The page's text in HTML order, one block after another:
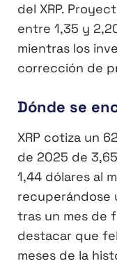
del XRP.
entre 1,35 y
mientras los
corrección de
Dónde se
XRP cotiza un
de 2025 de
1,44 dólares al
recuperándose
tras un mes de
destacar que
meses de la